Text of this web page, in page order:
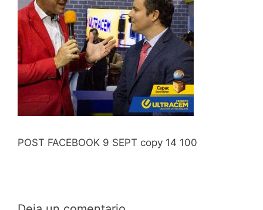
POST FACEBOOK 9 SEPT copy 14 100